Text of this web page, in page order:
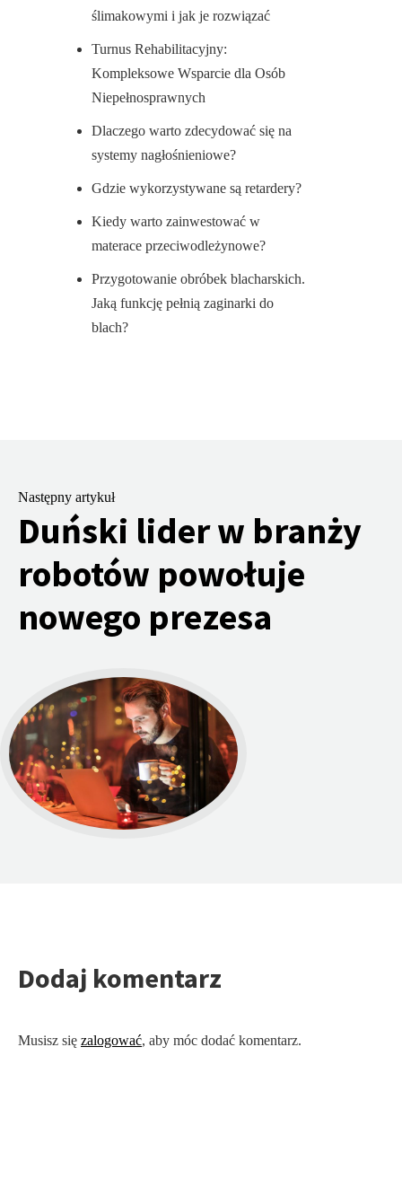
ślimakowymi i jak je rozwiązać
Turnus Rehabilitacyjny:
Kompleksowe Wsparcie dla Osób
Niepełnosprawnych
Dlaczego warto zdecydować się na
systemy nagłośnieniowe?
Gdzie wykorzystywane są retardery?
Kiedy warto zainwestować w
materace przeciwodleżynowe?
Przygotowanie obróbek blacharskich.
Jaką funkcję pełnią zaginarki do
blach?
Następny artykuł
Duński lider w branży
robotów powołuje
nowego prezesa
Dodaj komentarz
Musisz się zalogować, aby móc dodać komentarz.